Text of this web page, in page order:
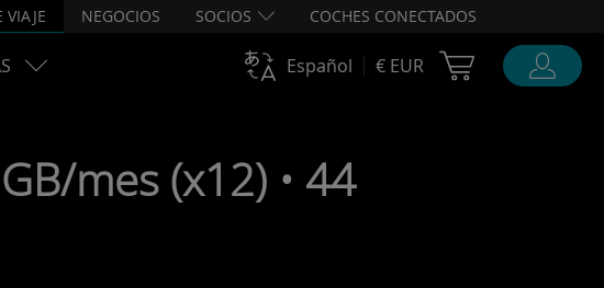
VIAJE NEGOCIOS SOCIOS COCHES CONECTADOS
Español € EUR Cart Ubigi
mes (x12) • 44